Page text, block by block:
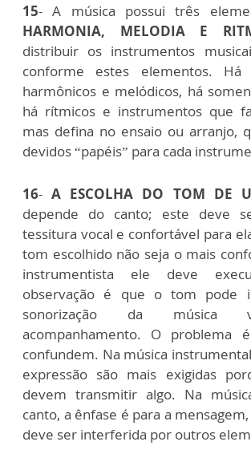
15- A música possui três
HARMONIA, MELODIA E
distribuir os instrumentos
conforme estes elementos. Há
harmônicos e melódicos, há
há rítmicos e instrumentos que
mas defina no ensaio ou arranjo,
devidos “papéis” para cada
16-A ESCOLHA DO TOM DE
depende do canto; este deve
tessitura vocal e confortável para
tom escolhido não seja o mais
instrumentista ele deve
observação é que o tom pode
sonorização da música
acompanhamento. O problema
confundem. Na música
expressão são mais exigidas
devem transmitir algo. Na
canto, a ênfase é para a
deve ser interferida por outros